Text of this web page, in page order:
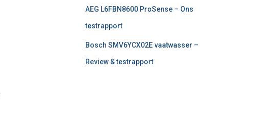
AEG L6FBN8600 ProSense – Ons
testrapport
Bosch SMV6YCX02E vaatwasser –
Review & testrapport